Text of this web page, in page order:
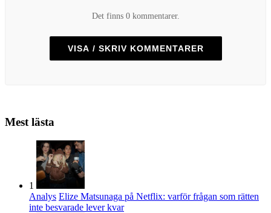
Det finns 0 kommentarer.
VISA / SKRIV KOMMENTARER
Mest lästa
1
Analys Elize Matsunaga på Netflix: varför frågan som rätten
inte besvarade lever kvar